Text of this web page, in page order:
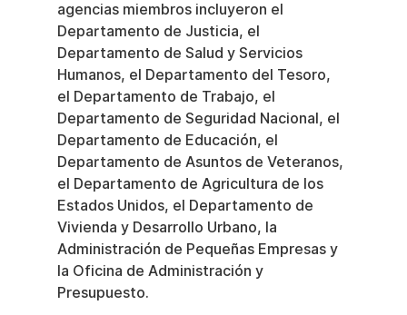
agencias miembros incluyeron el
Departamento de Justicia, el
Departamento de Salud y Servicios
Humanos, el Departamento del Tesoro,
el Departamento de Trabajo, el
Departamento de Seguridad Nacional, el
Departamento de Educación, el
Departamento de Asuntos de Veteranos,
el Departamento de Agricultura de los
Estados Unidos, el Departamento de
Vivienda y Desarrollo Urbano, la
Administración de Pequeñas Empresas y
la Oficina de Administración y
Presupuesto.